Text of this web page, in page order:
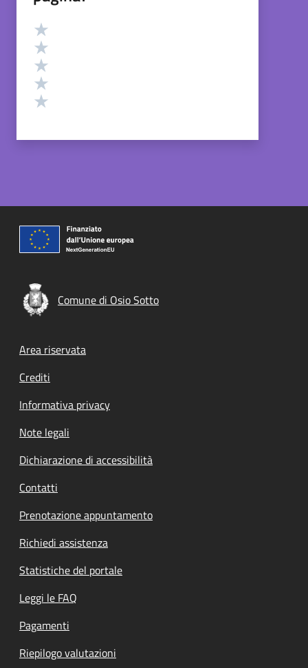
Valutazione
Comune di Osio Sotto
Footer menu
Area riservata
Crediti
Informativa privacy
Note legali
Dichiarazione di accessibilità
Contatti
Prenotazione appuntamento
Richiedi assistenza
Statistiche del portale
Leggi le FAQ
Pagamenti
Riepilogo valutazioni